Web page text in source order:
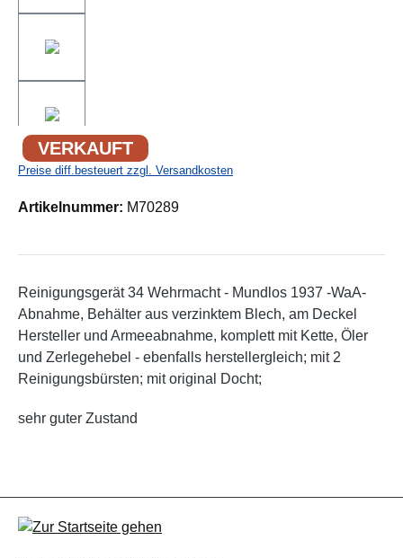
VERKAUFT
Preise diff.besteuert zzgl. Versandkosten
Artikelnummer: M70289
Reinigungsgerät 34 Wehrmacht - Mundlos 1937 -WaA-
Abnahme, Behälter aus verzinktem Blech, am Deckel
Hersteller und Armeeabnahme, komplett mit Kette, Öler
und Zerlegehebel - ebenfalls herstellergleich; mit 2
Reinigungsbürsten; mit original Docht;
sehr guter Zustand